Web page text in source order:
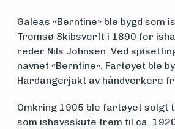
Medlemsfartøy
Søk
om
midler
Galeas «Berntine» ble bygd som
Tromsø Skibsverft i 1890 for
reder Nils Johnsen. Ved
navnet «Berntine». Fartøyet ble
Hardangerjakt av håndverkere
Omkring 1905 ble fartøyet solgt
som ishavsskute frem til ca.